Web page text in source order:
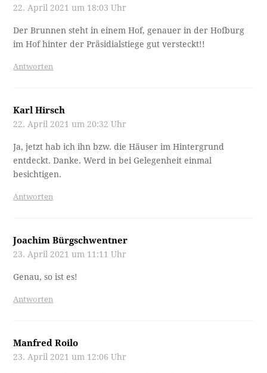
22. April 2021 um 18:03 Uhr
Der Brunnen steht in einem Hof, genauer in der Hofburg
im Hof hinter der Präsidialstiege gut versteckt!!
Antworten
Karl Hirsch
22. April 2021 um 20:32 Uhr
Ja, jetzt hab ich ihn bzw. die Häuser im Hintergrund
entdeckt. Danke. Werd in bei Gelegenheit einmal
besichtigen.
Antworten
Joachim Bürgschwentner
23. April 2021 um 11:11 Uhr
Genau, so ist es!
Antworten
Manfred Roilo
23. April 2021 um 12:06 Uhr